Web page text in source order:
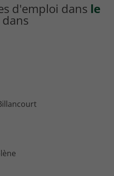
d'emploi dans le
dans